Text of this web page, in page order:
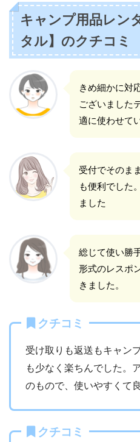
キャンプ用品レン
タル】のクチコミ
きめ細かに対
ございました
適に使わせて
受付でそのま
も便利でした
ました
総じて使い勝
形式のレスポ
きました。
クチコミ
受け取りも返送もキャン
も少なく楽ちんでした。
のもので、使いやすくて
クチコミ